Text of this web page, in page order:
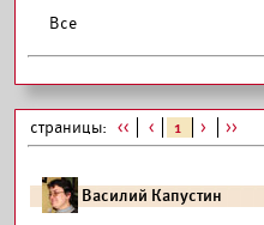
Все
страницы: << < 1 > >>
Василий Капустин